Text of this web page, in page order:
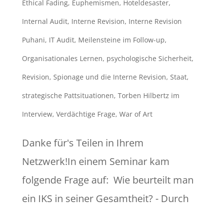
Ethical Fading, Euphemismen, Hoteldesaster,
Internal Audit, Interne Revision, Interne Revision
Puhani, IT Audit, Meilensteine im Follow-up,
Organisationales Lernen, psychologische Sicherheit,
Revision, Spionage und die Interne Revision, Staat,
strategische Pattsituationen, Torben Hilbertz im
Interview, Verdächtige Frage, War of Art
Danke für's Teilen in Ihrem
Netzwerk!In einem Seminar kam
folgende Frage auf: Wie beurteilt man
ein IKS in seiner Gesamtheit? - Durch